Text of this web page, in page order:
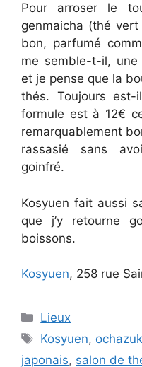
Pour arroser le
genmaicha (thé
bon, parfumé
me semble-t-il,
et je pense que la
thés. Toujours
formule est à 12€
remarquablement
rassasié sans
goinfré.
Kosyuen fait aussi
que j’y retourne
boissons.
Kosyuen, 258 rue
Categories
Lieux
Tags
Kosyuen,
japonais, salon de